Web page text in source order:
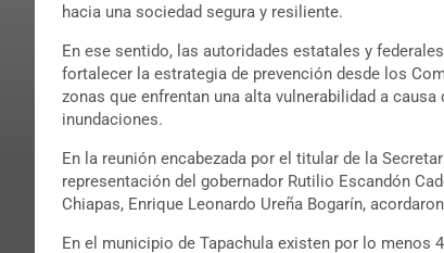
hacia una sociedad segura y resiliente.
En ese sentido, las autoridades estatales y
fortalecer la estrategia de prevención desde los
zonas que enfrentan una alta vulnerabilidad a
inundaciones.
En la reunión encabezada por el titular de la
representación del gobernador Rutilio Escandón
Chiapas, Enrique Leonardo Ureña Bogarín,
En el municipio de Tapachula existen por lo menos